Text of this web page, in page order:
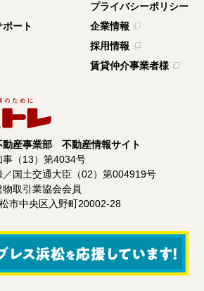
ート
プライバシーポリシー
企業情報
採用情報
賃貸仲介事業者様
産事業部 不動産情報サイト
（13）第4034号
国土交通大臣（02）第004919号
物取引業協会会員
市中央区入野町20002-28